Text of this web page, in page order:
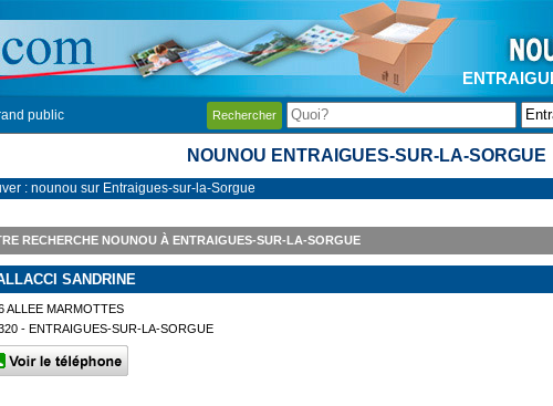
public Rechercher
NOUNOU ENTRAIGUES-SUR-LA-SORGUE
: nounou sur Entraigues-sur-la-Sorgue
RECHERCHE NOUNOU À ENTRAIGUES-SUR-LA-SORGUE
SANDRINE
ALLEE MARMOTTES
- ENTRAIGUES-SUR-LA-SORGUE